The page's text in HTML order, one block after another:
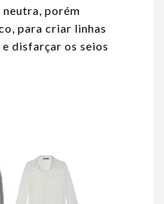
porém
para criar linhas
disfarçar os seios